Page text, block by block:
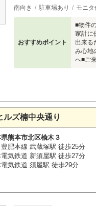
南向き 駐車場あり モニ
おすすめポイント
■物件
家計に
出来る
み心地
へ■ご
ルズ楠中央通り
熊本市北区楡木３
豊肥本線 武蔵塚駅 徒歩25分
電気鉄道 新須屋駅 徒歩27分
電気鉄道 須屋駅 徒歩29分